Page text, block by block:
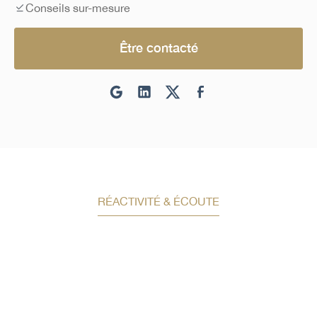
Conseils sur-mesure
Être contacté
RÉACTIVITÉ & ÉCOUTE